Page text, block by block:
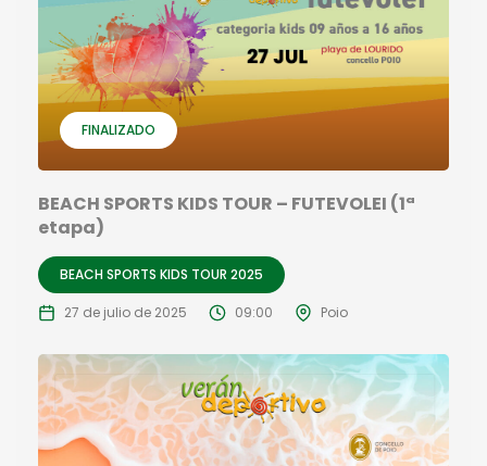
FINALIZADO
BEACH SPORTS KIDS TOUR – FUTEVOLEI (1ª
etapa)
BEACH SPORTS KIDS TOUR 2025
27 de julio de 2025 09:00 Poio